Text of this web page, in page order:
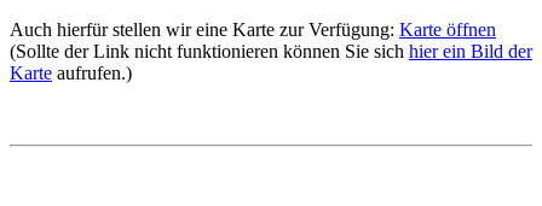
Auch hierfür stellen wir eine Karte zur Verfügung: Karte öffnen
(Sollte der Link nicht funktionieren können Sie sich hier ein Bild der
Karte aufrufen.)